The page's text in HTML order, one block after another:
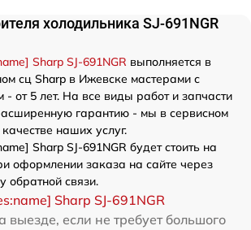
холодильника SJ-691NGR
Sharp SJ-691NGR выполняется в
сц Sharp в Ижевске мастерами с
от 5 лет. На все виды работ и запчасти
гарантию - мы в сервисном
наших услуг.
Sharp SJ-691NGR будет стоить на
оформлении заказа на сайте через
обратной связи.
Sharp SJ-691NGR
выезде, если не требует большого